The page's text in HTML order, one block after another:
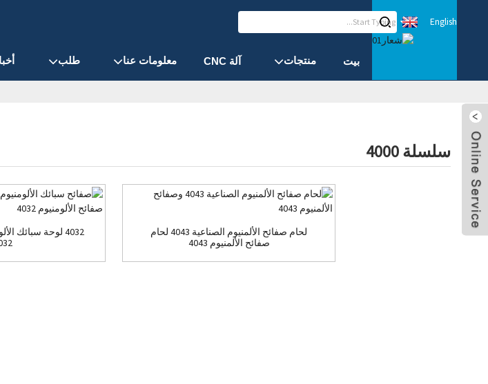
بيت منتجات آلة CNC معلومات عنا طلب
English
سلسلة 4000
لحام صفائح الألمنيوم الصناعية 4043 لحام
صفائح الألمنيوم 4043
4032 لوحة سبائك
...
إرسال بريد
إلكتروني
واتساب
علامة